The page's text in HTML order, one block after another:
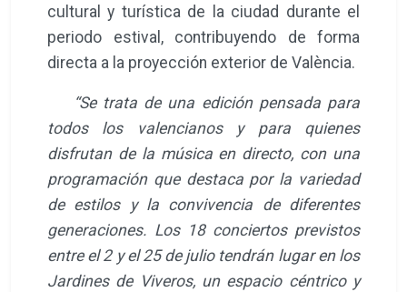
cultural y turística de la ciudad durante el
periodo estival, contribuyendo de forma
directa a la proyección exterior de València.
“Se trata de una edición pensada para
todos los valencianos y para quienes
disfrutan de la música en directo, con una
programación que destaca por la variedad
de estilos y la convivencia de diferentes
generaciones. Los 18 conciertos previstos
entre el 2 y el 25 de julio tendrán lugar en los
Jardines de Viveros, un espacio céntrico y